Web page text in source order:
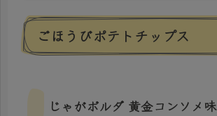
ごほうびポテトチップス
じゃがボルダ 黄金コンソメ味